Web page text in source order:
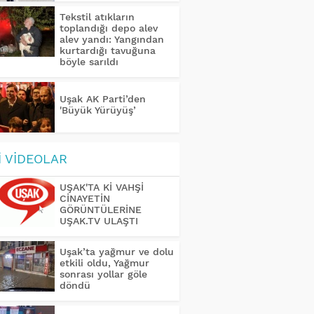
Tekstil atıkların
toplandığı depo alev
alev yandı: Yangından
kurtardığı tavuğuna
böyle sarıldı
Uşak AK Parti’den
'Büyük Yürüyüş’
VİDEOLAR
UŞAK'TA Kİ VAHŞİ
CİNAYETİN
GÖRÜNTÜLERİNE
UŞAK.TV ULAŞTI
Uşak’ta yağmur ve dolu
etkili oldu, Yağmur
sonrası yollar göle
döndü